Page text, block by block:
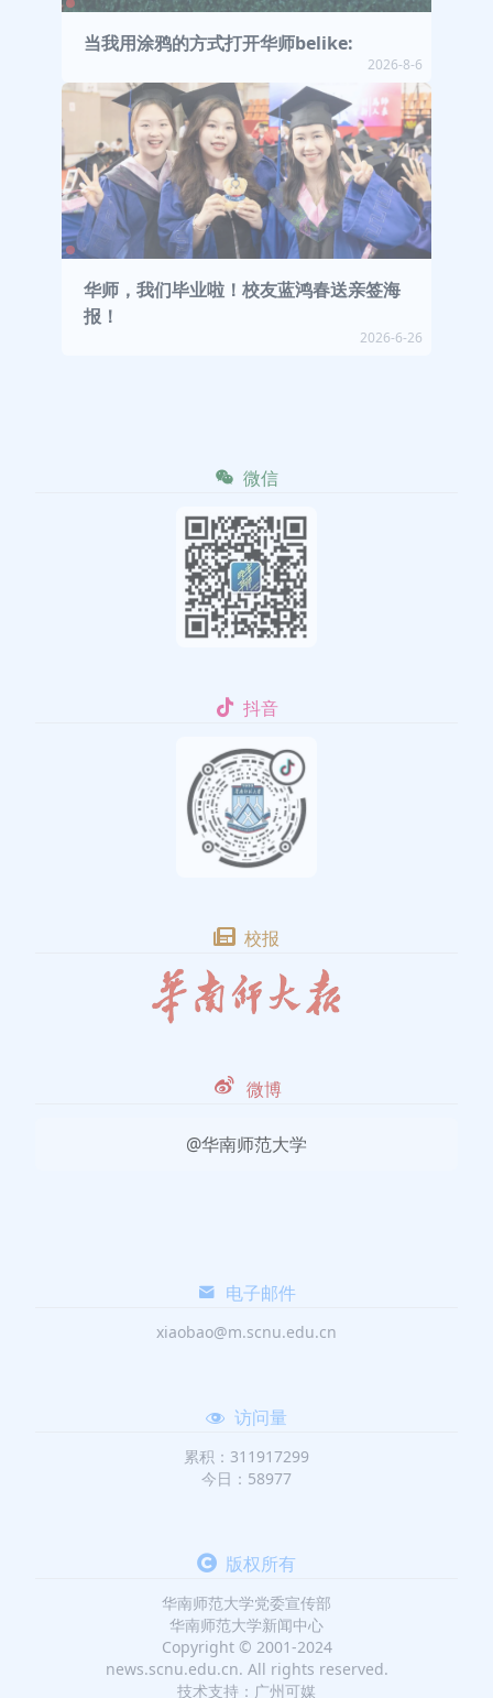
当我用涂鸦的方式打开华师belike:
2026-8-6
华师，我们毕业啦！校友蓝鸿春送亲签海
报！
2026-6-26
微信
抖音
校报
微博
@华南师范大学
电子邮件
xiaobao@m.scnu.edu.cn
访问量
累积：311917299
今日：58977
版权所有
华南师范大学党委宣传部
华南师范大学新闻中心
Copyright © 2001-2024
news.scnu.edu.cn. All rights reserved.
技术支持：广州可媒